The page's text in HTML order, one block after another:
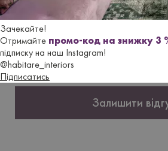
Зачекайте!
Отримайте промо-код на знижку 3
підписку на наш Instagram!
@habitare_interiors
Підписатись
Ще не додано щодного відгуку.
Залишити